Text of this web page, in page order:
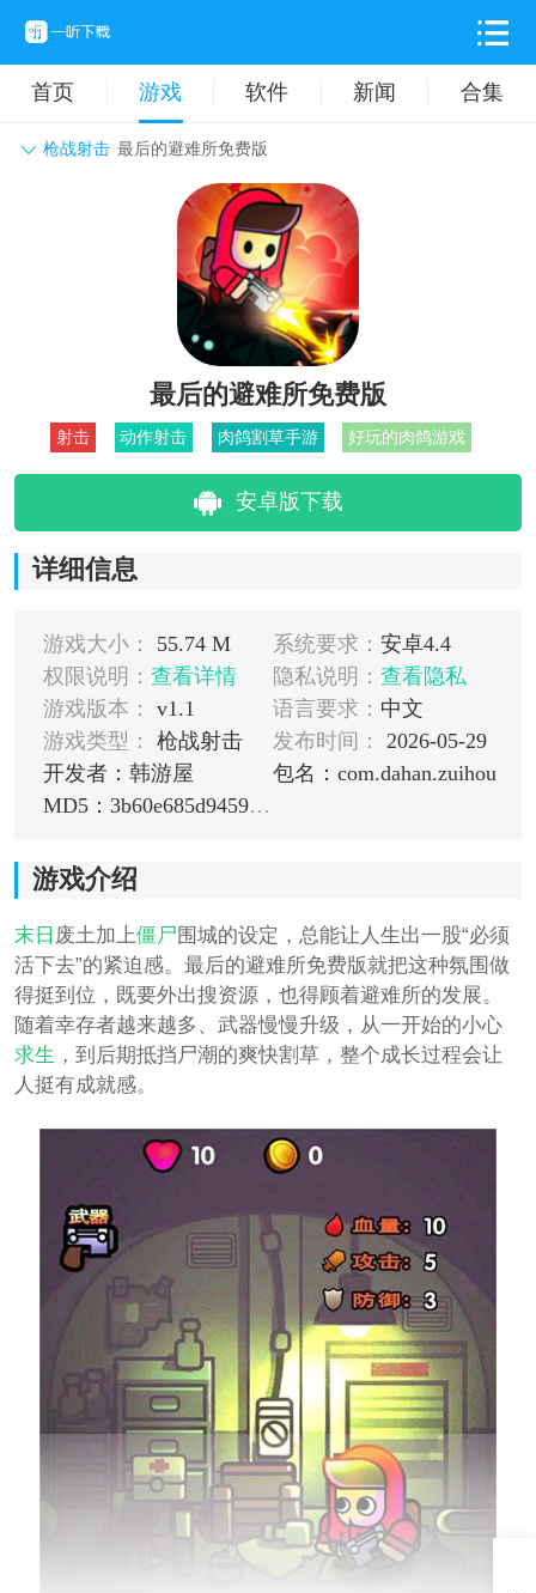
首页 游戏 软件 新闻 合集
枪战射击 最后的避难所免费版
动作格斗 休闲益智
卡牌对战 音乐舞蹈
挂机养成
最后的避难所免费版
射击 动作射击 肉鸽割草手游 好玩的肉鸽游戏
安卓版下载
详细信息
游戏大小： 55.74 M 系统要求： 安卓4.4
权限说明： 查看详情 隐私说明： 查看隐私
游戏版本：
v1.1 语言要求： 中文
游戏类型：
枪战射击 发布时间：
2026-05-29
开发者：韩游屋
包名：com.dahan.zuihou
MD5：3b60e685d94591e3bd60f7404861fa41
游戏介绍
末日 废土加上僵尸围城的设定，总能让人生出一股“必须
活下去”的紧迫感。最后的避难所免费版就把这种氛围做
得挺到位，既要外出搜资源，也得顾着避难所的发展。
随着幸存者越来越多、武器慢慢升级，从一开始的小心
求生 ，到后期抵挡尸潮的爽快割草，整个成长过程会让
人挺有成就感。